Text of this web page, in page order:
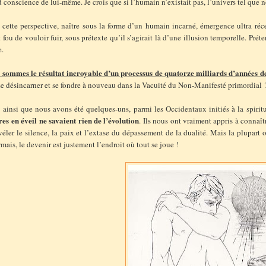
cette perspective, naître sous la forme d’un humain incarné, émergence ultra
fou de vouloir fuir, sous prétexte qu’il s’agirait là d’une illusion temporelle.
sommes le résultat incroyable d’un processus de quatorze milliards d’années
désincarner et se fondre à nouveau dans la Vacuité du Non-Manifesté
ainsi que nous avons été quelques-uns, parmi les Occidentaux initiés à la
en éveil ne savaient rien de l’évolution. Ils nous ont vraiment appris à
le silence, la paix et l’extase du dépassement de la dualité. Mais la
le devenir est justement l’endroit où tout se joue !